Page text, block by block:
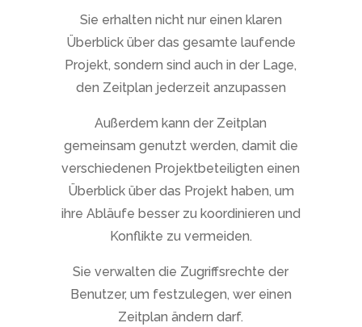
Sie erhalten nicht nur einen klaren
Überblick über das gesamte laufende
Projekt, sondern sind auch in der Lage,
den Zeitplan jederzeit anzupassen
Außerdem kann der Zeitplan
gemeinsam genutzt werden, damit die
verschiedenen Projektbeteiligten einen
Überblick über das Projekt haben, um
ihre Abläufe besser zu koordinieren und
Konflikte zu vermeiden.
Sie verwalten die Zugriffsrechte der
Benutzer, um festzulegen, wer einen
Zeitplan ändern darf.